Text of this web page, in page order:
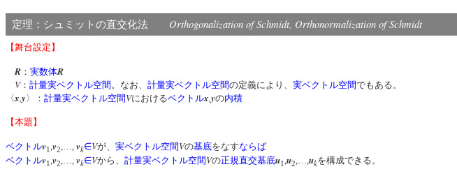
定理：シュミットの直交化法 Orthogonalization of Schmidt, Orthonormalization of Schmidt
【舞台設定】
R ： 実数体R
V： 計量実ベクトル空間 。なお、 計量実ベクトル空間の定義により、 実ベクトル空間でもある。
〈x,y 〉： 計量実ベクトル空間Vにおけるベクトルx,yの内積
【本題】
ベクトルv1 v2 vk∈Vが、 実ベクトル空間Vの基底をなすならば
ベクトルv1,v2,…, vk∈Vから、 計量実ベクトル空間 Vの正規直交基底u1,u2,…,ukを構成できる。